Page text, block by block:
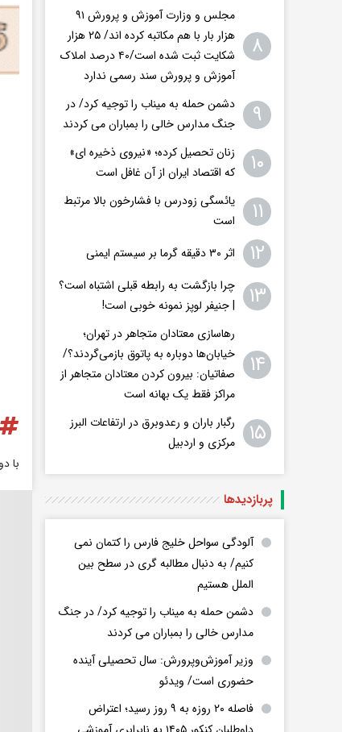
با
۸
مجلس و وزارت آموزش و پرورش ۹۱
هزار بار با هم مکاتبه کرده اند/ ۲۵ هزار
شکایت ثبت شده است/۴۰ درصد املاک
آموزش و پرورش سند رسمی ندارد
۹
دشمن حمله به میناب را توجیه کرد/ در
جنگ مدارس خالی را بمباران می کردند
۱۰
زنان تحصیل کرده؛ «نیروی ذخیره ای»
که اقتصاد ایران از آن غافل است
۱۱
یائسگی زودرس با فشارخون بالا مرتبط
است
۱۲ اثر ۳۰ دقیقه گرما بر سیستم ایمنی
۱۳
چرا بازگشت به رابطه قبلی اشتباه است؟
| جنیفر لوپز نمونه خوبی است!
۱۴
رهاسازی معتادان متجاهر در تهران؛
خیابان‌ها دوباره به پاتوق بازمی‌گردند؟/
صفاتیان: بیرون کردن معتادان متجاهر از
مراکز فقط یک بهانه است
۱۵
رگبار باران و رعدوبرق در ارتفاعات البرز
مرکزی و اردبیل
پربازدید‌ها
آلودگی سواحل خلیج فارس را کتمان نمی
کنیم/ به دنبال مطالبه گری در سطح بین
الملل هستیم
دشمن حمله به میناب را توجیه کرد/ در جنگ
مدارس خالی را بمباران می کردند
وزیر آموزش‌وپرورش: سال تحصیلی آینده
حضوری است/ ویدئو
فاصله ۲۰ روزه به ۹ روز رسید؛ اعتراض